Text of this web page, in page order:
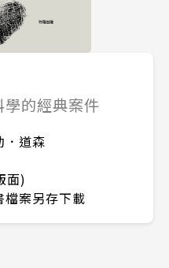
的經典案件
．道森
面)
檔案另存下載